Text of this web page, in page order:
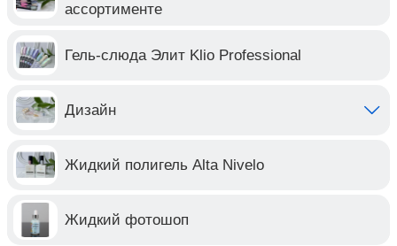
ассортименте
Гель-слюда Элит Klio Professional
Дизайн
Жидкий полигель Alta Nivelo
Жидкий фотошоп